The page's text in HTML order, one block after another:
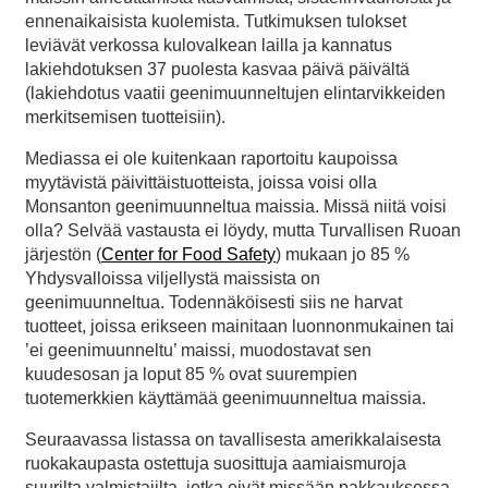
ennenaikaisista kuolemista. Tutkimuksen tulokset
leviävät verkossa kulovalkean lailla ja kannatus
lakiehdotuksen 37 puolesta kasvaa päivä päivältä
(lakiehdotus vaatii geenimuunneltujen elintarvikkeiden
merkitsemisen tuotteisiin).
Mediassa ei ole kuitenkaan raportoitu kaupoissa
myytävistä päivittäistuotteista, joissa voisi olla
Monsanton geenimuunneltua maissia. Missä niitä voisi
olla? Selvää vastausta ei löydy, mutta Turvallisen Ruoan
järjestön (Center for Food Safety) mukaan jo 85 %
Yhdysvalloissa viljellystä maissista on
geenimuunneltua. Todennäköisesti siis ne harvat
tuotteet, joissa erikseen mainitaan luonnonmukainen tai
’ei geenimuunneltu’ maissi, muodostavat sen
kuudesosan ja loput 85 % ovat suurempien
tuotemerkkien käyttämää geenimuunneltua maissia.
Seuraavassa listassa on tavallisesta amerikkalaisesta
ruokakaupasta ostettuja suosittuja aamiaismuroja